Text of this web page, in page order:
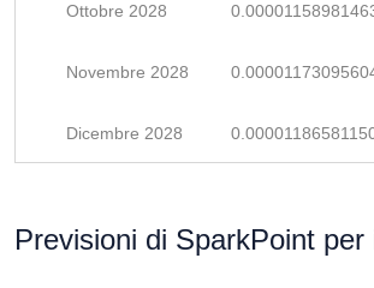
Ottobre 2028
Novembre 2028
Dicembre 2028
Previsioni di SparkPoint per